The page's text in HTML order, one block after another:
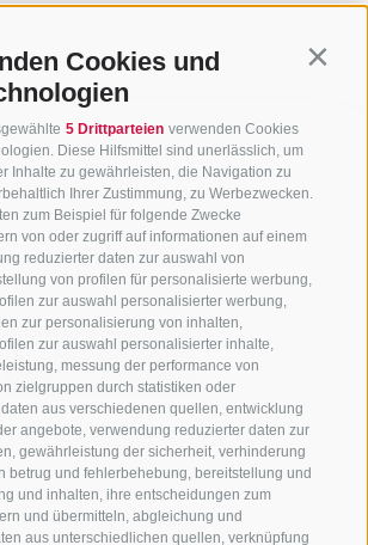
Cookies und
5 Drittparteien verwenden Cookies
Diese Hilfsmittel sind unerlässlich, um
Inhalte zu gewährleisten, die Navigation zu
Ihrer Zustimmung, zu Werbezwecken.
zum Beispiel für folgende Zwecke
von oder zugriff auf informationen auf einem
reduzierter daten zur auswahl von
von profilen für personalisierte werbung,
zur auswahl personalisierter werbung,
zur personalisierung von inhalten,
zur auswahl personalisierter inhalte,
messung der performance von
zielgruppen durch statistiken oder
aus verschiedenen quellen, entwicklung
angebote, verwendung reduzierter daten zur
gewährleistung der sicherheit, verhinderung
betrug und fehlerbehebung, bereitstellung und
und inhalten, ihre entscheidungen zum
und übermitteln, abgleichung und
aus unterschiedlichen quellen, verknüpfung
UNS
+39 0472 765 325
info@sterzing.com